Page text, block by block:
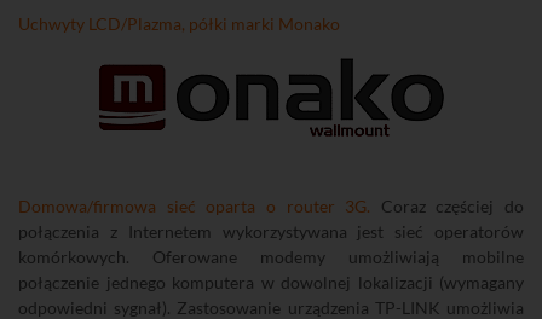
Uchwyty LCD/Plazma, półki marki Monako
Domowa/firmowa sieć oparta o router 3G. Coraz częściej do
połączenia z Internetem wykorzystywana jest sieć operatorów
komórkowych. Oferowane modemy umożliwiają mobilne
połączenie jednego komputera w dowolnej lokalizacji (wymagany
odpowiedni sygnał). Zastosowanie urządzenia TP-LINK umożliwia